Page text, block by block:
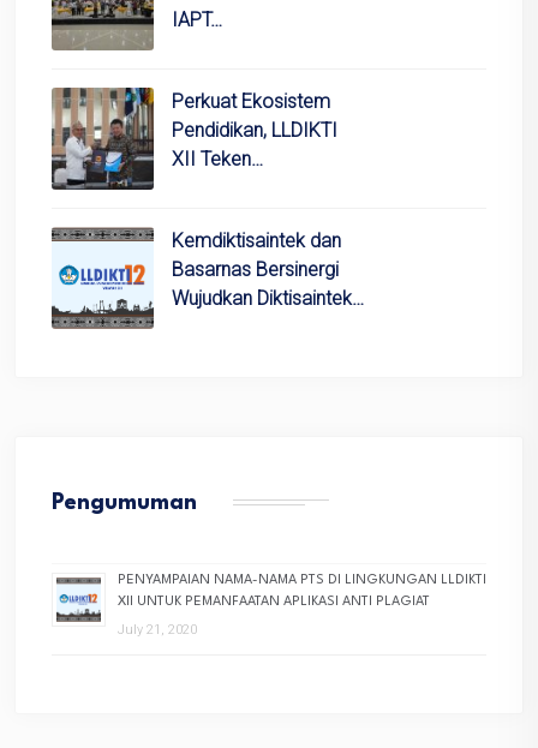
IAPT…
Perkuat Ekosistem
Pendidikan, LLDIKTI
XII Teken…
Kemdiktisaintek dan
Basarnas Bersinergi
Wujudkan Diktisaintek…
Pengumuman
PENYAMPAIAN NAMA-NAMA PTS DI LINGKUNGAN LLDIKTI
XII UNTUK PEMANFAATAN APLIKASI ANTI PLAGIAT
July 21, 2020